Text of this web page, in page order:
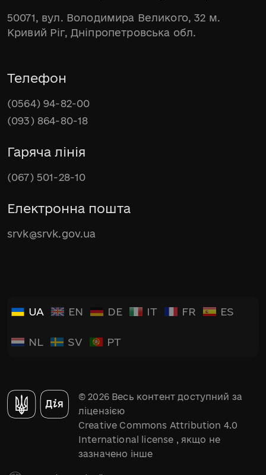
50071, вул. Володимира Великого, 32 м.
Кривий Ріг, Дніпропетровська обл.
Телефон
(0564) 94-82-00
(093) 864-80-18
Гаряча лінія
(067) 501-28-10
Електронна пошта
srvk@srvk.gov.ua
UA EN DE IT FR ES
NL SV PT
© 2026 Весь контент доступний за
ліцензією
Creative Commons Attribution 4.0
International license , якщо не
зазначено інше